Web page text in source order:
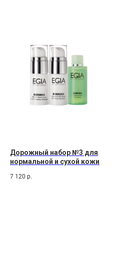
Дорожный набор №3 для
нормальной и сухой кожи
7 120 р.